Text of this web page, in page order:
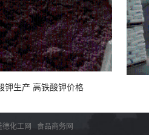
钾生产 高铁酸钾价格
德化工网 食品商务网